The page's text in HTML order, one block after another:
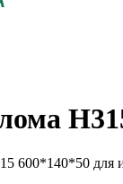
600*140*50 для